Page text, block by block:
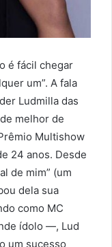
é fácil chegar
um”. A fala
Ludmilla das
melhor de
Multishow
24 anos. Desde
de mim” (um
dela sua
como MC
ídolo —, Lud
um sucesso